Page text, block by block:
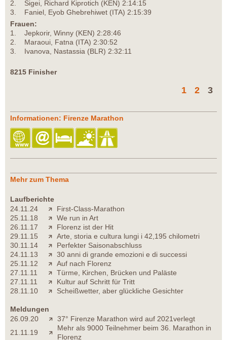
2. Sigei, Richard Kiprotich (KEN) 2:14:15
3. Faniel, Eyob Ghebrehiwet (ITA) 2:15:39
Frauen:
1. Jepkorir, Winny (KEN) 2:28:46
2. Maraoui, Fatna (ITA) 2:30:52
3. Ivanova, Nastassia (BLR) 2:32:11
8215 Finisher
1 2 3
Informationen: Firenze Marathon
Mehr zum Thema
Laufberichte
24.11.24
First-Class-Marathon
25.11.18
We run in Art
26.11.17
Florenz ist der Hit
29.11.15
Arte, storia e cultura lungi i 42,195 chilometri
30.11.14
Perfekter Saisonabschluss
24.11.13
30 anni di grande emozioni e di successi
25.11.12
Auf nach Florenz
27.11.11
Türme, Kirchen, Brücken und Paläste
27.11.11
Kultur auf Schritt für Tritt
28.11.10
Scheißwetter, aber glückliche Gesichter
Meldungen
26.09.20
37° Firenze Marathon wird auf 2021verlegt
21.11.19
Mehr als 9000 Teilnehmer beim 36. Marathon in
Florenz